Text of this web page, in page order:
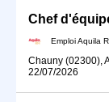
Chef
Emploi Aquila
Chauny (02300),
22/07/2026